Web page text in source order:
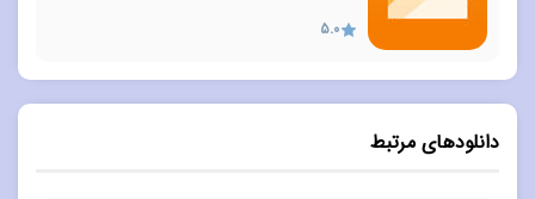
دانلودهای مرتبط
5.0